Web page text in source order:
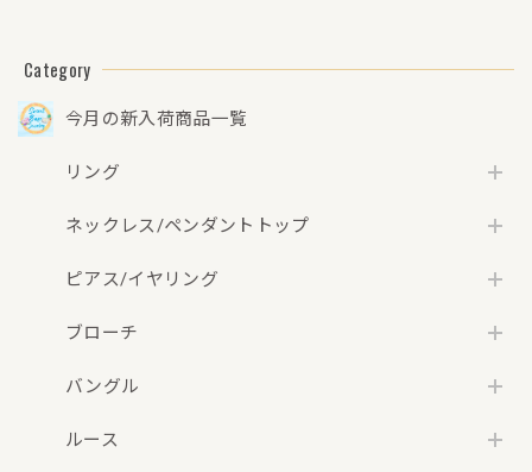
Category
今月の新入荷商品一覧
リング
ネックレス/ペンダントトップ
ピアス/イヤリング
ブローチ
バングル
ルース